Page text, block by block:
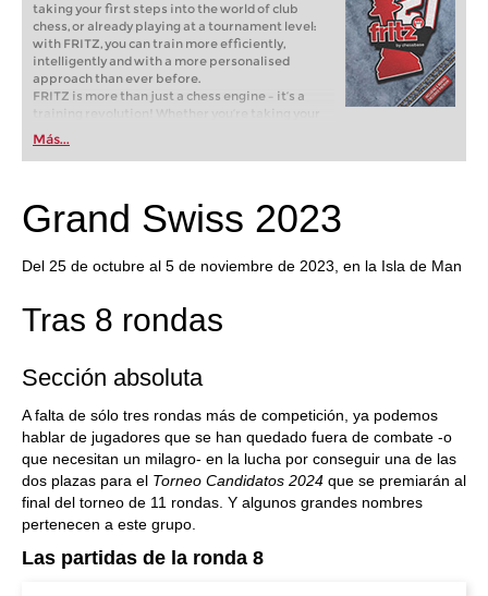
taking your first steps into the world of club
chess, or already playing at a tournament level:
with FRITZ, you can train more efficiently,
intelligently and with a more personalised
approach than ever before.
FRITZ is more than just a chess engine – it’s a
training revolution! Whether you’re taking your
first steps into the world of club chess, or already
playing at a tournament level: with FRITZ, you can
train more efficiently, intelligently and with a
Más...
Grand Swiss 2023
Del 25 de octubre al 5 de noviembre de 2023, en la Isla de Man
Tras 8 rondas
Sección absoluta
A falta de sólo tres rondas más de competición, ya podemos
hablar de jugadores que se han quedado fuera de combate -o
que necesitan un milagro- en la lucha por conseguir una de las
dos plazas para el Torneo Candidatos 2024 que se premiarán al
final del torneo de 11 rondas. Y algunos grandes nombres
pertenecen a este grupo.
Las partidas de la ronda 8